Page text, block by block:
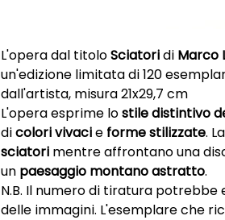
L'opera dal titoloSciatoridi Marco
un'edizione limitata di 120
dall'artista, misura 21x29,7 cm
L'opera esprime lostile distintivo
dicolori vivacie forme stilizzate.
sciatori mentre affrontano una
un paesaggio montano astratto.
N.B. Il numero di tiratura potrebbe
delle immagini. L'esemplare che